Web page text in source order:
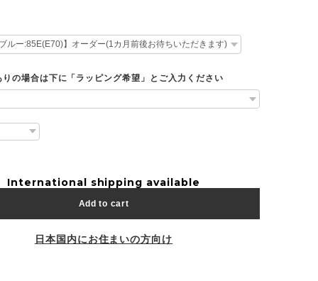
の場合は下に「ラッピング希望」とご入力ください
International shipping available
Add to cart
日本国内にお住まいの方向け